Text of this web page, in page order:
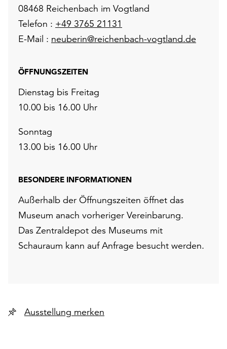
08468 Reichenbach im Vogtland
Telefon : +49 3765 21131
E-Mail : neuberin@reichenbach-vogtland.de
ÖFFNUNGSZEITEN
Dienstag bis Freitag
10.00 bis 16.00 Uhr
Sonntag
13.00 bis 16.00 Uhr
BESONDERE INFORMATIONEN
Außerhalb der Öffnungszeiten öffnet das
Museum anach vorheriger Vereinbarung.
Das Zentraldepot des Museums mit
Schauraum kann auf Anfrage besucht werden.
Ausstellung merken